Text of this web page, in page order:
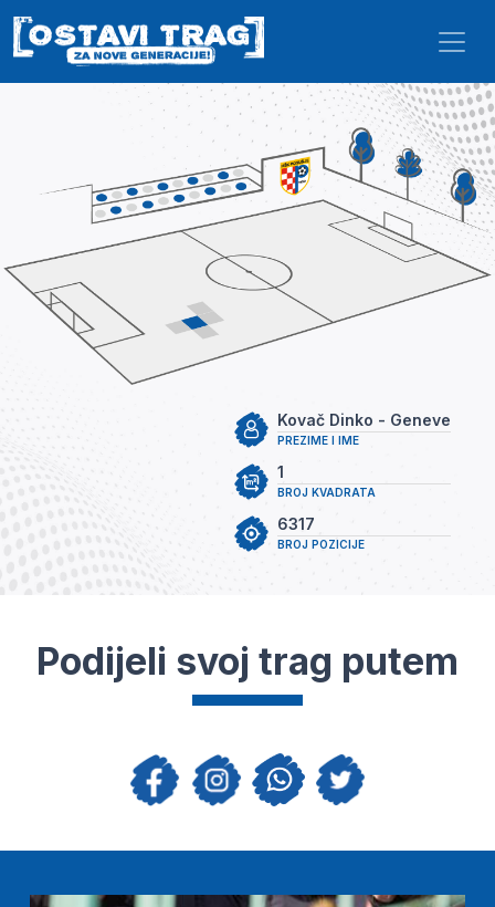
Skip to main content
PREZIME I IME
Kovač Dinko - Geneve
BROJ KVADRATA
1
BROJ POZICIJE
6317
Podijeli svoj trag putem